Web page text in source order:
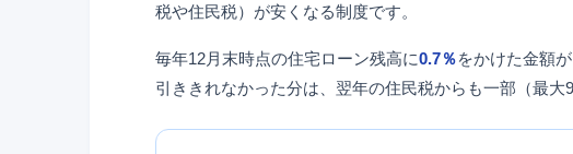
税や住民税）が安くなる制度です。
毎年12月末時点の住宅ローン残高に0.7％をかけた金額
引ききれなかった分は、翌年の住民税からも一部（最大